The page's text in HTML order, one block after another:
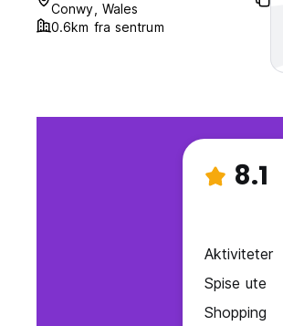
Conwy, Wales
0.6km fra sentrum
8.1
Aktiviteter
Spise ute
Shopping